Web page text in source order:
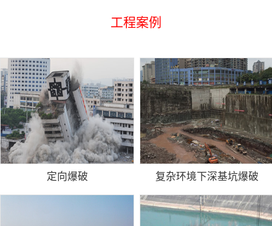
工程案例
定向爆破 复杂环境下深基坑爆破